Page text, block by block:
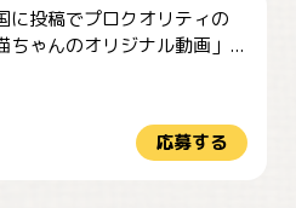
に投稿でプロクオリティの
ちゃんのオリジナル動画」...
応募する